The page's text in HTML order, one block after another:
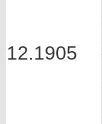
12.1905